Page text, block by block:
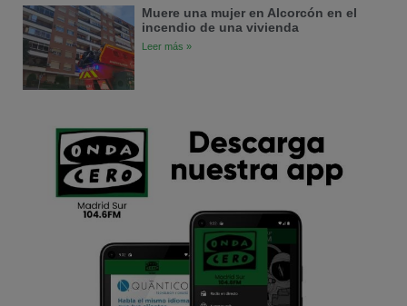
Muere una mujer en Alcorcón en el
incendio de una vivienda
Leer más »